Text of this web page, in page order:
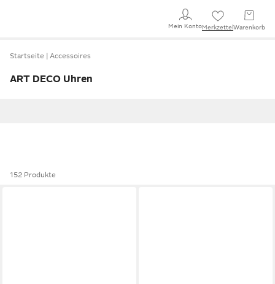
Mein KontoMerkzettel Warenkorb
Startseite Accessoires
ART DECO Uhren
152 Produkte